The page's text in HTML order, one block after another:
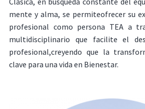
mente y alma, se permiteofrecer su
profesional como persona TEA a
multidisciplinario que facilite el
profesional,creyendo que la
clave para una vida en Bienestar.